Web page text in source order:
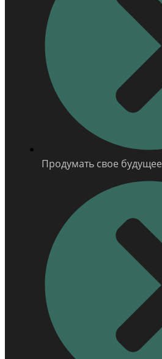
Продумать свое будущее